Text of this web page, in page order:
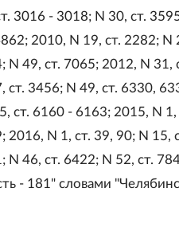
3016 - 3018; N 30, ст.
2010, N 19, ст. 2282; N
N 49, ст. 7065; 2012, N 31,
ст. 3456; N 49, ст. 6330,
ст. 6160 - 6163; 2015, N 1,
2016, N 1, ст. 39, 90; N 15,
N 46, ст. 6422; N 52, ст.
- 181" словами